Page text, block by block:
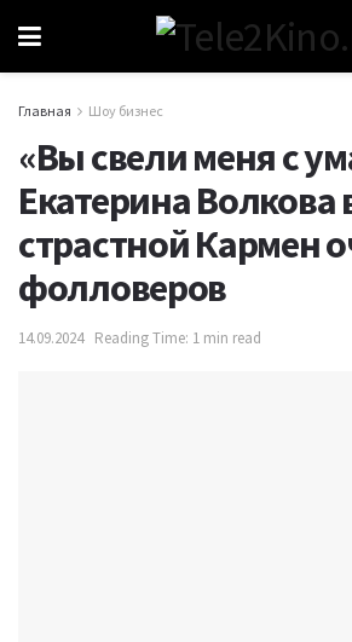
Главная Шоу бизнес
«Вы свели меня с
Екатерина Волкова
страстной Кармен
фолловеров
14.09.2024 Reading Time: 1 min read